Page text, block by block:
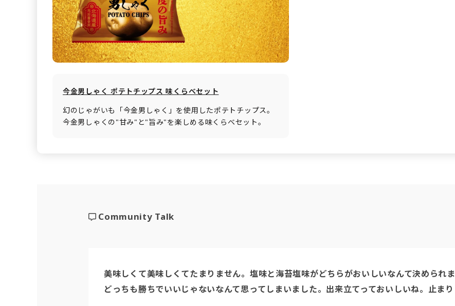
今金男しゃく ポテトチップス 味くらべセット
幻のじゃがいも「今金男しゃく」を使用したポテトチップス。
今金男しゃくの"甘み"と"旨み"を楽しめる味くらべセット。
Community Talk
美味しくて美味しくてたまりません。塩味と海苔塩味がどちらがおいしいなんて決められ
どっちも勝ちでいいじゃないなんて思ってしまいました。出来立てっておいしいね。止まり